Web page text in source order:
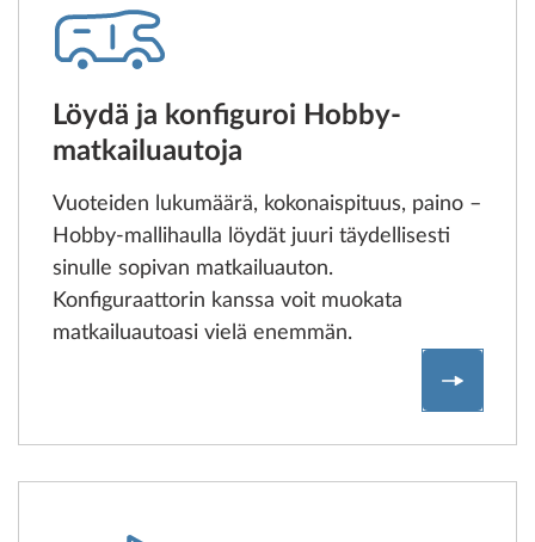
Löydä ja konfiguroi Hobby-
matkailuautoja
Vuoteiden lukumäärä, kokonaispituus, paino –
Hobby-mallihaulla löydät juuri täydellisesti
sinulle sopivan matkailuauton.
Konfiguraattorin kanssa voit muokata
matkailuautoasi vielä enemmän.
Löydä